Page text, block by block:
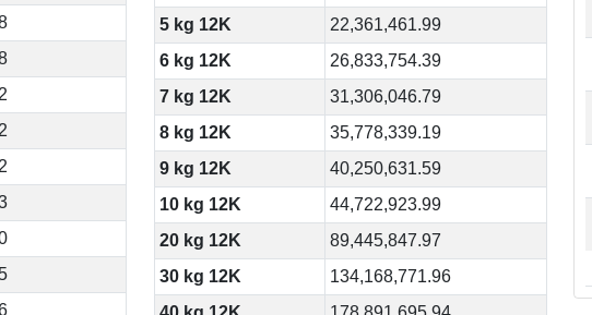
5 kg 12K
22,361,461.99
6 kg 12K
26,833,754.39
7 kg 12K
31,306,046.79
8 kg 12K
35,778,339.19
9 kg 12K
40,250,631.59
10 kg 12K
44,722,923.99
20 kg 12K
89,445,847.97
30 kg 12K
134,168,771.96